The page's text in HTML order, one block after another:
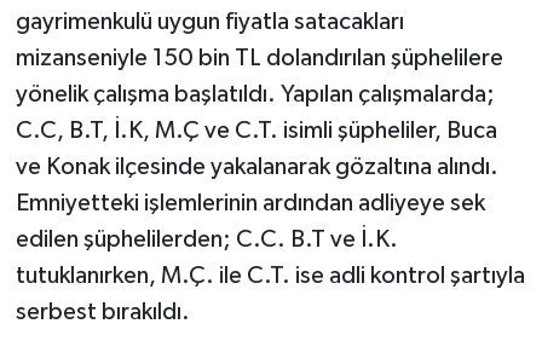
gayrimenkulü uygun fiyatla satacakları
mizanseniyle 150 bin TL dolandırılan şüphelilere
yönelik çalışma başlatıldı. Yapılan çalışmalarda;
C.C, B.T, İ.K, M.Ç ve C.T. isimli şüpheliler, Buca
ve Konak ilçesinde yakalanarak gözaltına alındı.
Emniyetteki işlemlerinin ardından adliyeye sek
edilen şüphelilerden; C.C. B.T ve İ.K.
tutuklanırken, M.Ç. ile C.T. ise adli kontrol şartıyla
serbest bırakıldı.